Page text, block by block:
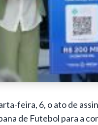
feira, 6, o ato de
de Futebol para a